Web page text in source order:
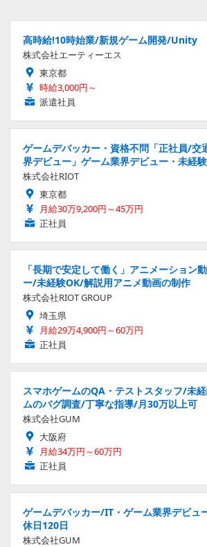
高時給!10時始業/新規ゲーム開発/Unity
株式会社エーティーエス
東京都
時給3,000円～
派遣社員
ゲームデバッカー・資格不問「正社員/交
界デビュー」ゲーム業界デビュー・未経
株式会社RIOT
東京都
月給30万9,200円～45万円
正社員
「長期で安定して働く」アニメーション
ー/未経験OK/解説用アニメ動画の制作
株式会社RIOT GROUP
埼玉県
月給29万4,900円～60万円
正社員
スマホゲームのQA・テストスタッフ/未
ムのバグ調査/丁寧な指導/月30万以上可
株式会社GUM
大阪府
月給34万円～60万円
正社員
ゲームデバッカー/IT・ゲーム業界デビュ
休日120日
株式会社GUM